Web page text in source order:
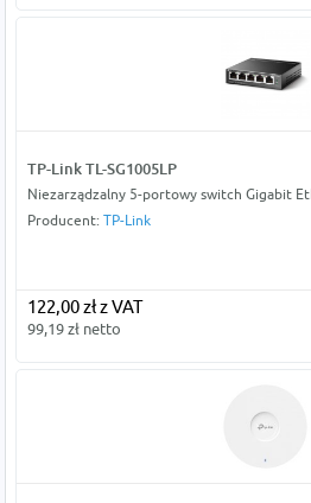
TP-Link TL-SG1005LP
Niezarządzalny 5-portowy switch Gigabit
Producent: TP-Link
122,00 zł z VAT
99,19 zł netto